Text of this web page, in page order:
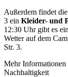
Außerdem findet
3 ein Kleider- und
12:30 Uhr gibt es
Wetter auf dem
Str. 3.
Mehr Informationen
Nachhaltigkeit